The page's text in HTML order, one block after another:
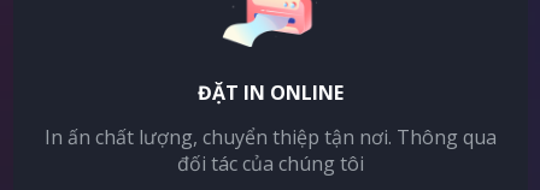
ĐẶT IN ONLINE
In ấn chất lượng, chuyển thiệp tận nơi. Thông qua
đối tác của chúng tôi